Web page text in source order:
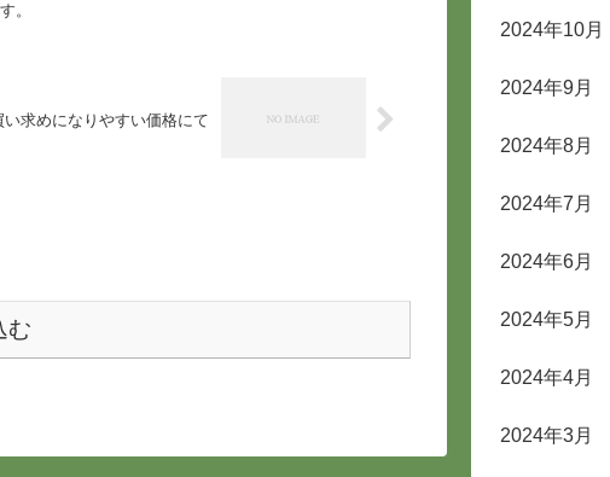
。
求めになりやすい価格にて
む
2024年10月
2024年9月
2024年8月
2024年7月
2024年6月
2024年5月
2024年4月
2024年3月